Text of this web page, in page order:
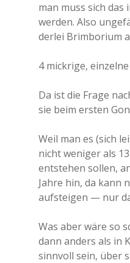
man muss sich
werden. Also
derlei Brimborium
4 mickrige,
Da ist die Frage
sie beim ersten
Weil man es (sich
nicht weniger als
entstehen sollen,
Jahre hin, da kann
aufsteigen — nur
Was aber wäre so
dann anders als in
sinnvoll sein, über